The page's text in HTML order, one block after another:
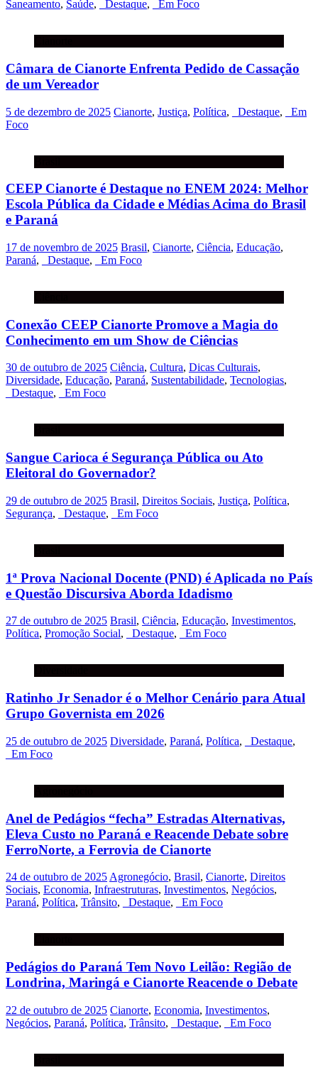
Saneamento, Saúde, _Destaque, _Em Foco
Câmara de Cianorte Enfrenta Pedido de Cassação
de um Vereador
5 de dezembro de 2025 Cianorte, Justiça, Política, _Destaque,
_Em
Foco
CEEP Cianorte é Destaque no ENEM 2024: Melhor
Escola Pública da Cidade e Médias Acima do Brasil
e Paraná
17 de novembro de 2025 Brasil, Cianorte, Ciência, Educação,
Paraná, _Destaque, _Em Foco
Conexão CEEP Cianorte Promove a Magia do
Conhecimento em um Show de Ciências
30 de outubro de 2025 Ciência, Cultura, Dicas Culturais,
Diversidade, Educação, Paraná, Sustentabilidade, Tecnologias,
_Destaque, _Em Foco
Sangue Carioca é Segurança Pública ou Ato
Eleitoral do Governador?
29 de outubro de 2025 Brasil, Direitos Sociais, Justiça, Política,
Segurança, _Destaque, _Em Foco
1ª Prova Nacional Docente (PND) é Aplicada no País
e Questão Discursiva Aborda Idadismo
27 de outubro de 2025 Brasil, Ciência, Educação, Investimentos,
Política, Promoção Social, _Destaque, _Em Foco
Ratinho Jr Senador é o Melhor Cenário para Atual
Grupo Governista em 2026
25 de outubro de 2025 Diversidade, Paraná, Política, _Destaque,
_Em Foco
Anel de Pedágios “fecha” Estradas Alternativas,
Eleva Custo no Paraná e Reacende Debate sobre
FerroNorte, a Ferrovia de Cianorte
24 de outubro de 2025 Agronegócio, Brasil, Cianorte, Direitos
Sociais, Economia, Infraestruturas, Investimentos, Negócios,
Paraná, Política, Trânsito, _Destaque, _Em Foco
Pedágios do Paraná Tem Novo Leilão: Região de
Londrina, Maringá e Cianorte Reacende o Debate
22 de outubro de 2025 Cianorte, Economia, Investimentos,
Negócios, Paraná, Política, Trânsito, _Destaque, _Em Foco